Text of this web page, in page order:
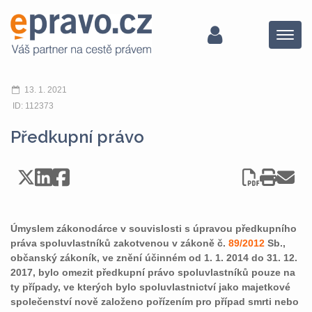
Menu
13. 1. 2021
ID: 112373
Předkupní právo
Úmyslem zákonodárce v souvislosti s úpravou předkupního
práva spoluvlastníků zakotvenou v zákoně č. 89/2012 Sb.,
občanský zákoník, ve znění účinném od 1. 1. 2014 do 31. 12.
2017, bylo omezit předkupní právo spoluvlastníků pouze na
ty případy, ve kterých bylo spoluvlastnictví jako majetkové
společenství nově založeno pořízením pro případ smrti nebo